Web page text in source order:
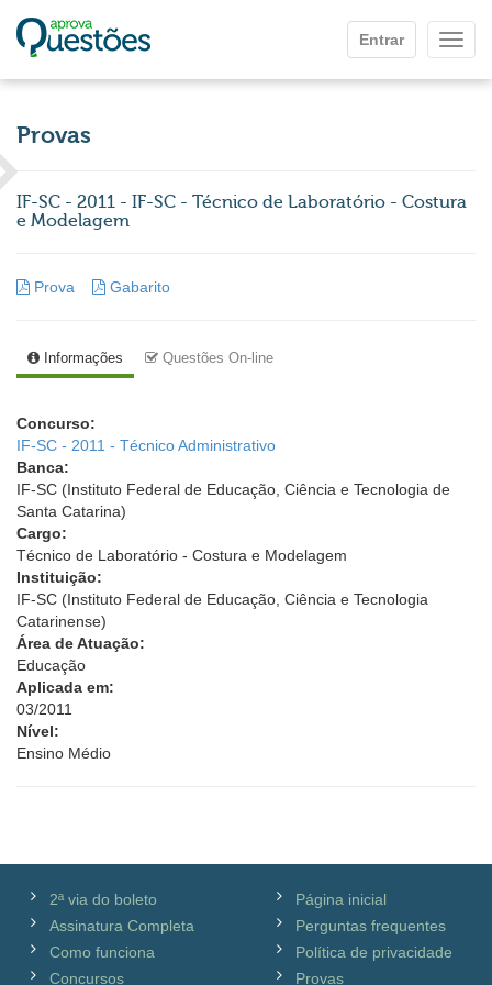
Entrar
Provas
IF-SC - 2011 - IF-SC - Técnico de Laboratório - Costura
e Modelagem
Prova Gabarito
Informações Questões On-line
Concurso:
IF-SC - 2011 - Técnico Administrativo
Banca:
IF-SC (Instituto Federal de Educação, Ciência e Tecnologia de
Santa Catarina)
Cargo:
Técnico de Laboratório - Costura e Modelagem
Instituição:
IF-SC (Instituto Federal de Educação, Ciência e Tecnologia
Catarinense)
Área de Atuação:
Educação
Aplicada em:
03/2011
Nível:
Ensino Médio
2ª via do boleto
Assinatura Completa
Como funciona
Concursos
Página inicial
Perguntas frequentes
Política de privacidade
Provas